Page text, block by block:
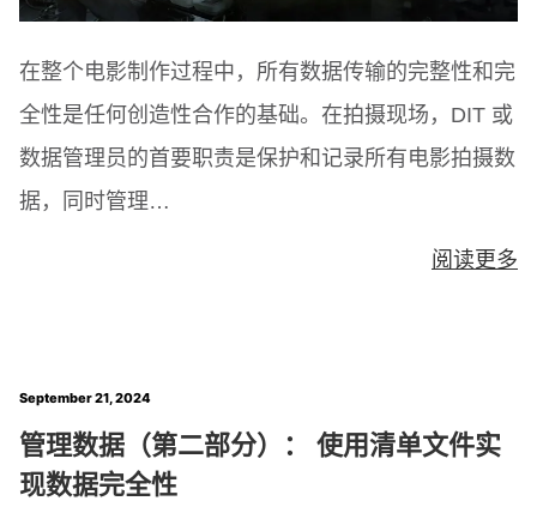
在整个电影制作过程中，所有数据传输的完整性和完
全性是任何创造性合作的基础。在拍摄现场，DIT 或
数据管理员的首要职责是保护和记录所有电影拍摄数
据，同时管理…
阅读更多
September 21, 2024
管理数据（第二部分）： 使用清单文件实
现数据完全性